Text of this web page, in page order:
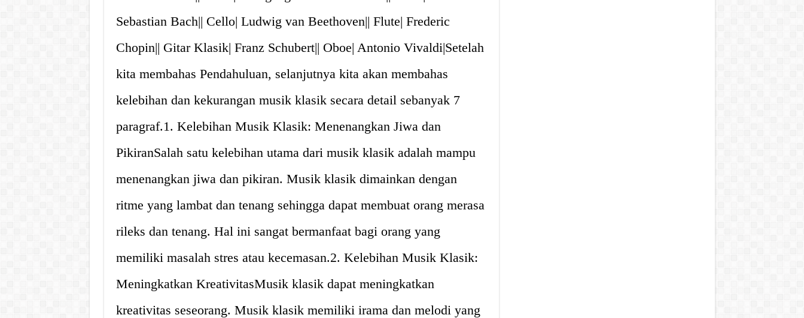
Sebastian Bach|| Cello| Ludwig van Beethoven|| Flute| Frederic
Chopin|| Gitar Klasik| Franz Schubert|| Oboe| Antonio Vivaldi|Setelah
kita membahas Pendahuluan, selanjutnya kita akan membahas
kelebihan dan kekurangan musik klasik secara detail sebanyak 7
paragraf.1. Kelebihan Musik Klasik: Menenangkan Jiwa dan
PikiranSalah satu kelebihan utama dari musik klasik adalah mampu
menenangkan jiwa dan pikiran. Musik klasik dimainkan dengan
ritme yang lambat dan tenang sehingga dapat membuat orang merasa
rileks dan tenang. Hal ini sangat bermanfaat bagi orang yang
memiliki masalah stres atau kecemasan.2. Kelebihan Musik Klasik:
Meningkatkan KreativitasMusik klasik dapat meningkatkan
kreativitas seseorang. Musik klasik memiliki irama dan melodi yang